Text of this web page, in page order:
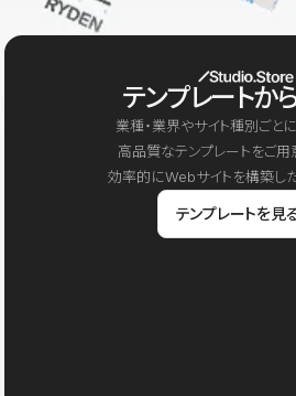
テンプレートか
業種・業界やサイト種別ごと
高品質なテンプレートをご用
効率的にWebサイトを構築した
テンプレートを見